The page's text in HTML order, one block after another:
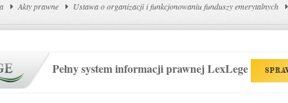
Akty prawne Ustawa o organizacji i funkcjonowaniu funduszy emerytalnych
Pełny system informacji prawnej LexLege